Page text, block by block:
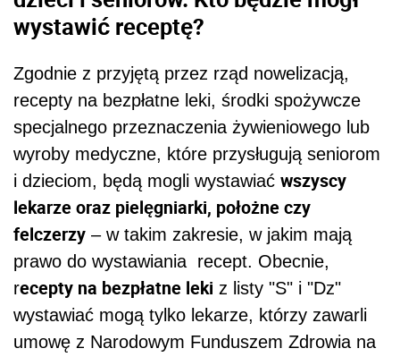
wystawić receptę?
Zgodnie z przyjętą przez rząd nowelizacją,
recepty na bezpłatne leki, środki spożywcze
specjalnego przeznaczenia żywieniowego lub
wyroby medyczne, które przysługują seniorom
i dzieciom, będą mogli wystawiać wszyscy
lekarze oraz pielęgniarki, położne czy
felczerzy – w takim zakresie, w jakim mają
prawo do wystawiania recept. Obecnie,
recepty na bezpłatne leki z listy "S" i "Dz"
wystawiać mogą tylko lekarze, którzy zawarli
umowę z Narodowym Funduszem Zdrowia na